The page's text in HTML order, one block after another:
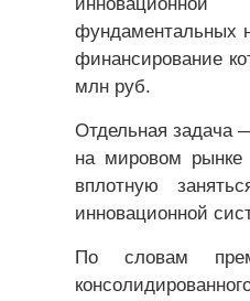
фундаментальных
финансирование
млн руб.
Отдельная задача
на мировом рынке
вплотную
инновационной
По словам